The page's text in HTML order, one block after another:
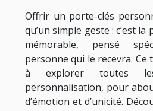
Offrir un porte-clés
qu’un simple geste : c’est la
mémorable, pensé
personne qui le recevra. Ce
à explorer toutes
personnalisation, pour
d’émotion et d’unicité.